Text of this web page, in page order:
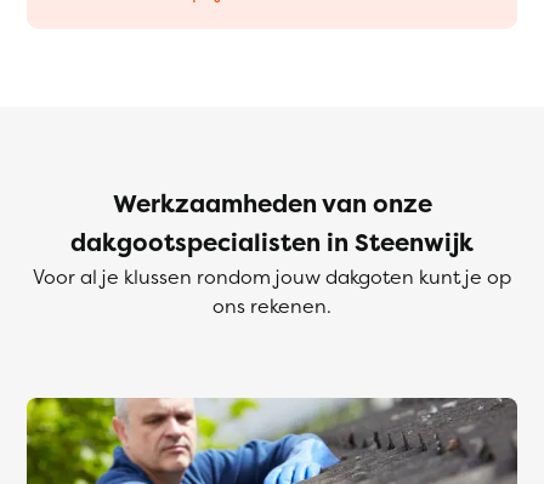
Werkzaamheden van onze
dakgootspecialisten in Steenwijk
Voor al je klussen rondom jouw dakgoten kunt je op
ons rekenen.